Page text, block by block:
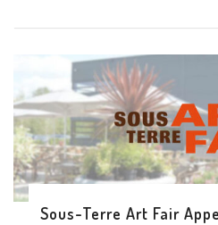
Sous-Terre Art Fair